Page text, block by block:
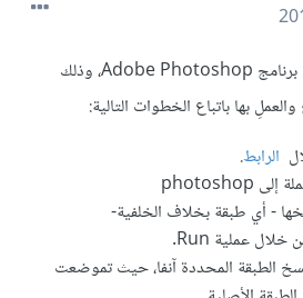
نعم من الممكن فعل ذلك على برنامج Adobe Photoshop، وذلك
الرابط.
- أي طبقة بخلاف الخلفية-
الطبقة المحددة آنفا، حيث تموضعت